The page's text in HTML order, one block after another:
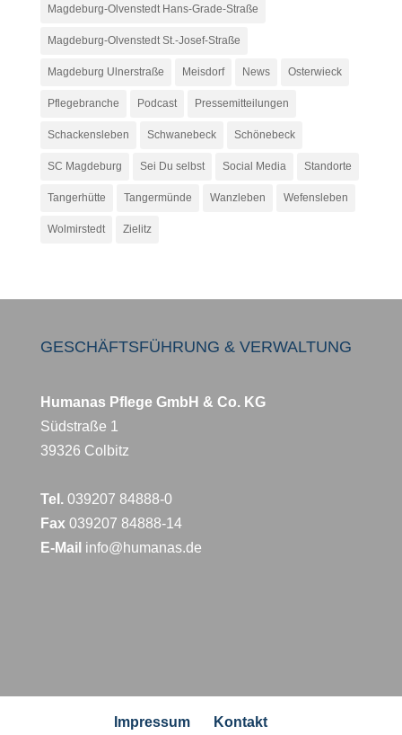
Magdeburg-Olvenstedt Hans-Grade-Straße
Magdeburg-Olvenstedt St.-Josef-Straße
Magdeburg Ulnerstraße Meisdorf News Osterwieck
Pflegebranche Podcast Pressemitteilungen
Schackensleben Schwanebeck Schönebeck
SC Magdeburg Sei Du selbst Social Media Standorte
Tangerhütte Tangermünde Wanzleben Wefensleben
Wolmirstedt Zielitz
GESCHÄFTSFÜHRUNG & VERWALTUNG
Humanas Pflege GmbH & Co. KG
Südstraße 1
39326 Colbitz
Tel.039207 84888-0
Fax039207 84888-14
E-Mail info@humanas.de
Impressum Kontakt